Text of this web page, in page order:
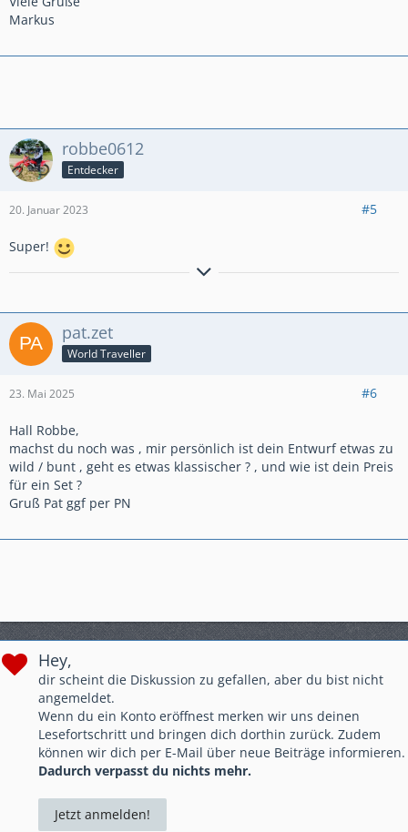
Markus
robbe0612
Entdecker
20. Januar 2023 #5
Super!
Take it slow, going with the flow
pat.zet
World Traveller
23. Mai 2025 #6
Hall Robbe,
machst du noch was , mir persönlich ist dein Entwurf etwas zu
wild / bunt , geht es etwas klassischer ? , und wie ist dein Preis
für ein Set ?
Gruß Pat ggf per PN
Hey,
dir scheint die Diskussion zu gefallen, aber du bist nicht
angemeldet.
Wenn du ein Konto eröffnest merken wir uns deinen
Lesefortschritt und bringen dich dorthin zurück. Zudem
können wir dich per E-Mail über neue Beiträge informieren.
Dadurch verpasst du nichts mehr.
Jetzt anmelden!